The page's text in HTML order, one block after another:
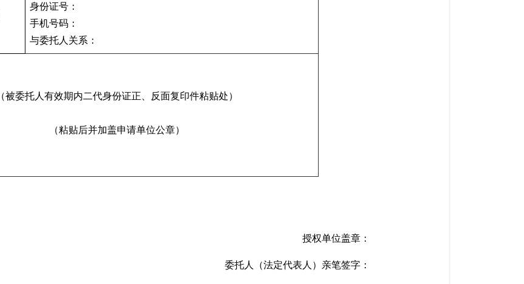
身份证号：
手机号码：
与委托人关系：
（被委托人有效期内二代身份证正、反面复印件粘贴处）
（粘贴后并加盖申请单位公章）
授权单位盖章：
委托人（法定代表人）亲笔签字：